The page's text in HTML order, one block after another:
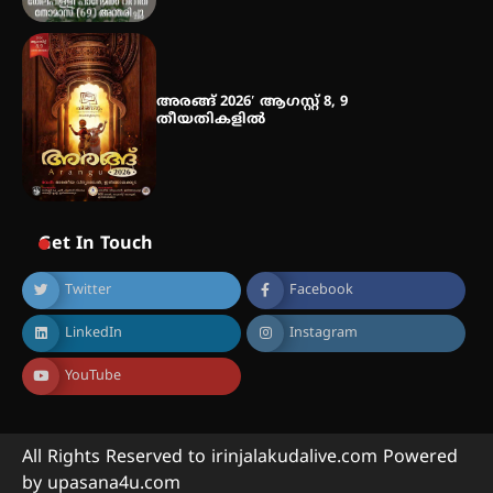
അരങ്ങ് 2026′ ആഗസ്റ്റ് 8, 9
തീയതികളിൽ
Get In Touch
Twitter Facebook
LinkedIn Instagram
YouTube
All Rights Reserved to irinjalakudalive.com Powered
by upasana4u.com